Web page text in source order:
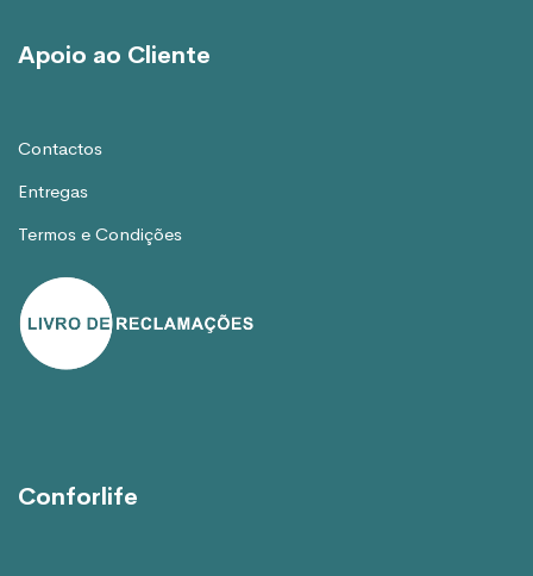
Apoio ao Cliente
Contactos
Entregas
Termos e Condições
Conforlife